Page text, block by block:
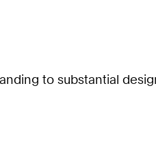
to substantial